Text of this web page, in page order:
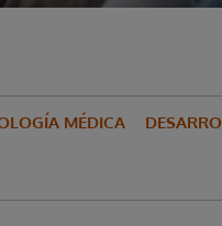
MÉDICA